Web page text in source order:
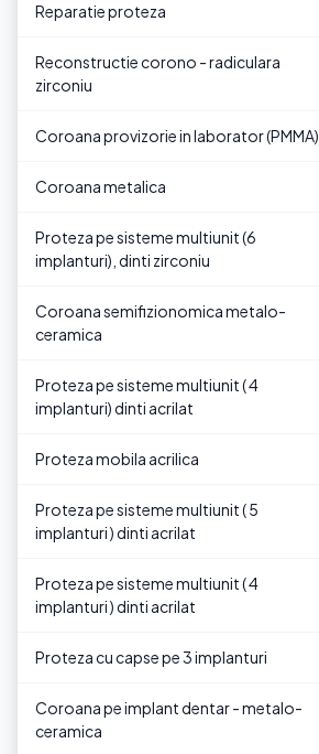
Reparatie proteza
Reconstructie corono - radiculara
zirconiu
Coroana provizorie in laborator (PMMA)
Coroana metalica
Proteza pe sisteme multiunit (6
implanturi), dinti zirconiu
Coroana semifizionomica metalo-
ceramica
Proteza pe sisteme multiunit ( 4
implanturi) dinti acrilat
Proteza mobila acrilica
Proteza pe sisteme multiunit ( 5
implanturi ) dinti acrilat
Proteza pe sisteme multiunit ( 4
implanturi ) dinti acrilat
Proteza cu capse pe 3 implanturi
Coroana pe implant dentar - metalo-
ceramica